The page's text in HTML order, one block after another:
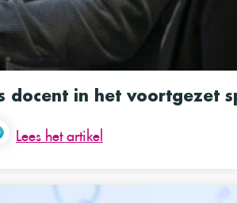
docent in het voortgezet
Lees het artikel